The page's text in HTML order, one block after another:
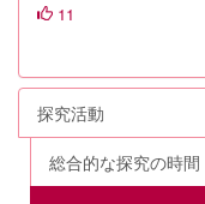
11
探究活動
総合的な探究の時間